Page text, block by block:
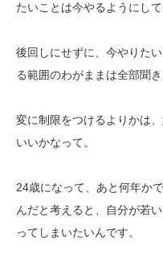
たいことは今やるようにして
後回しにせずに、今やりた
る範囲のわがままは全部聞き
変に制限をつけるよりかは
いいかなって。
24歳になって、あと何年かで
んだと考えると、自分が若
ってしまいたいんです。